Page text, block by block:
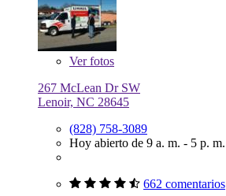
Verfotos
267 McLean Dr SW
Lenoir, NC 28645
(828) 758-3089
Hoy abierto de 9 a. m. - 5 p. m.
662 comentarios